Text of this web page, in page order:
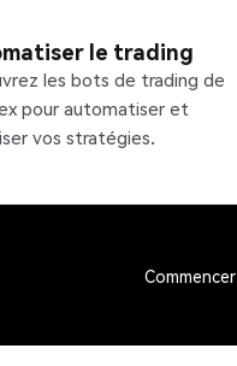
le trading
les bots de trading de
pour automatiser et
vos stratégies.
Commencer